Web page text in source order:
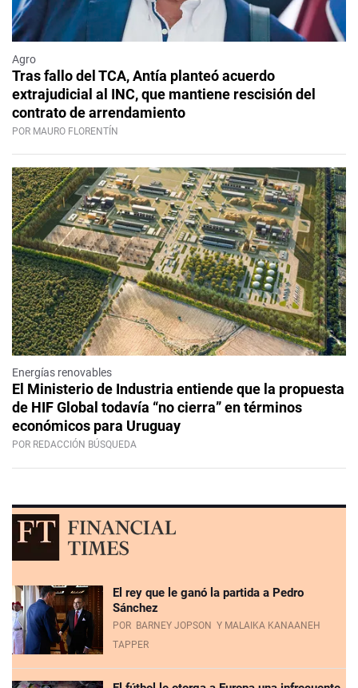
Agro
Tras fallo del TCA, Antía planteó acuerdo
extrajudicial al INC, que mantiene rescisión del
contrato de arrendamiento
POR MAURO FLORENTÍN
Energías renovables
El Ministerio de Industria entiende que la propuesta
de HIF Global todavía “no cierra” en términos
económicos para Uruguay
POR REDACCIÓN BÚSQUEDA
El rey que le ganó la partida a Pedro
Sánchez
POR BARNEY JOPSON Y MALAIKA KANAANEH
TAPPER